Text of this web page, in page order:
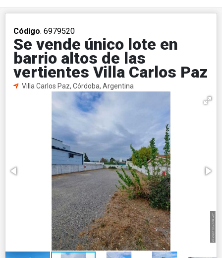
Código. 6979520
Se vende único lote en
barrio altos de las
vertientes Villa Carlos Paz
Villa Carlos Paz, Córdoba, Argentina